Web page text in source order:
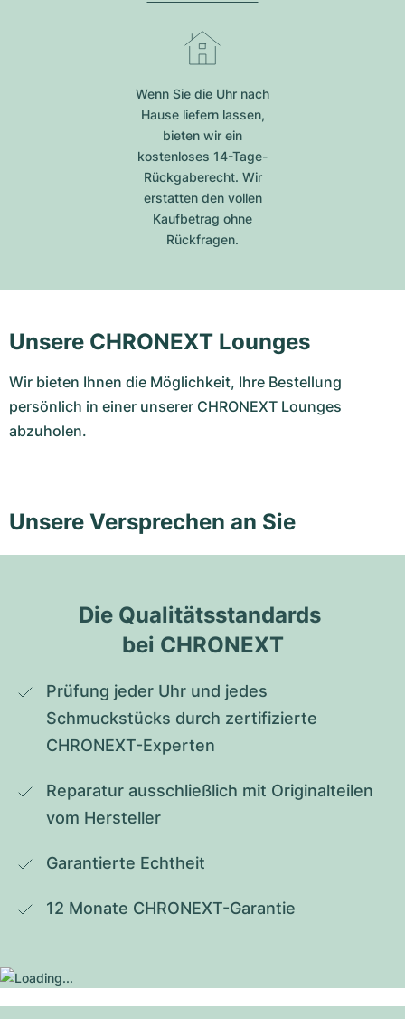
Wenn Sie die Uhr nach
Hause liefern lassen,
bieten wir ein
kostenloses 14-Tage-
Rückgaberecht. Wir
erstatten den vollen
Kaufbetrag ohne
Rückfragen.
Unsere CHRONEXT Lounges
Wir bieten Ihnen die Möglichkeit, Ihre Bestellung
persönlich in einer unserer CHRONEXT Lounges
abzuholen.
Unsere Versprechen an Sie
Die Qualitätsstandards
bei CHRONEXT
Prüfung jeder Uhr und jedes
Schmuckstücks durch zertifizierte
CHRONEXT-Experten
Reparatur ausschließlich mit Originalteilen
vom Hersteller
Garantierte Echtheit
12 Monate CHRONEXT-Garantie